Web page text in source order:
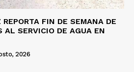
FIN DE SEMANA DE
AL SERVICIO DE AGUA EN
2026